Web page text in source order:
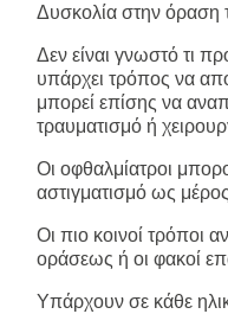
Δυσκολία στην όραση
Δεν είναι γνωστό τι
υπάρχει τρόπος να
μπορεί επίσης να
τραυματισμό ή
Οι οφθαλμίατροι
αστιγματισμό ως
Οι πιο κοινοί τρόποι
οράσεως ή οι φακοί
Υπάρχουν σε κάθε